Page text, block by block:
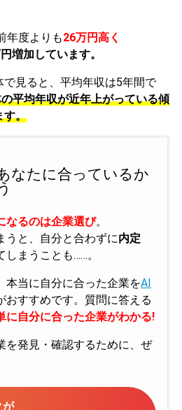
年度よりも26万円高く
増加しています。
で見ると、平均年収は5年間で
平均年収が近年上がっている傾
す。
なたに合っているか
なるのは企業選び。
うと、自分と合わずに内定
しまうことも……。
本当に自分に合った企業をAI
おすすめです。質問に答える
に自分に合った企業がわかる!
を発見・確認するために、ぜ
が